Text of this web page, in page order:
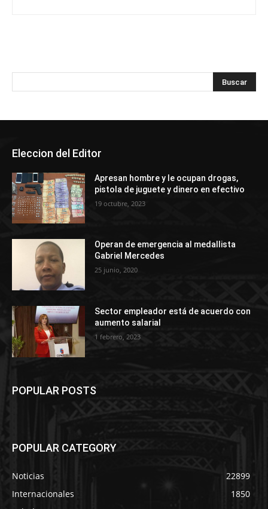
Eleccion del Editor
Apresan hombre y le ocupan drogas,
pistola de juguete y dinero en efectivo
19 octubre, 2023
Operan de emergencia al medallista
Gabriel Mercedes
25 junio, 2020
Sector empleador está de acuerdo con
aumento salarial
1 febrero, 2023
POPULAR POSTS
POPULAR CATEGORY
Noticias
22899
Internacionales
1850